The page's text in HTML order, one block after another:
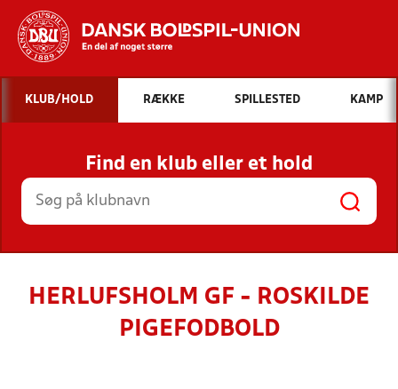
Hvad vil du søge efter?
INDHOLD OG NYHEDER
STILLINGER, RESULTATER, KLUBBER OG
HOLD
KLUB/HOLD RÆKKE SPILLESTED KAMP
Find en klub eller et hold
HERLUFSHOLM GF - ROSKILDE
PIGEFODBOLD